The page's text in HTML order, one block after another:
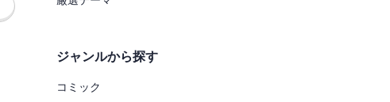
ジャンルから探す
コミック